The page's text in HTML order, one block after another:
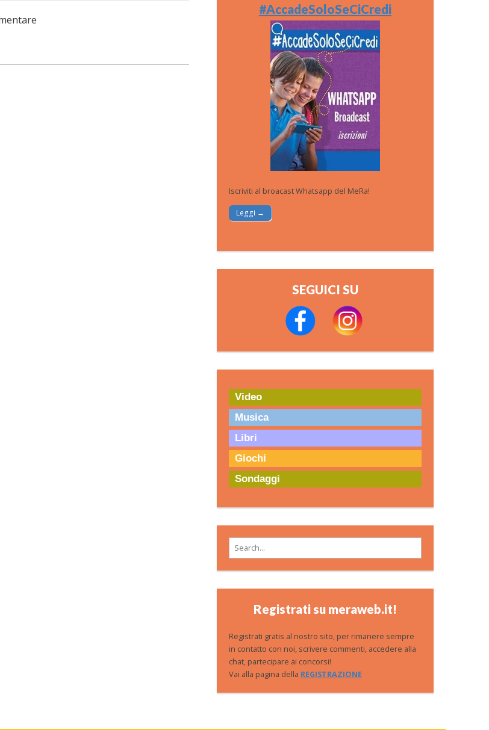
#AccadeSoloSeCiCredi
Iscriviti al broacast Whatsapp del MeRa!
Leggi →
SEGUICI SU
Video
Musica
Libri
Giochi
Sondaggi
Search for:
Registrati su meraweb.it!
Registrati gratis al nostro sito, per rimanere sempre
in contatto con noi, scrivere commenti, accedere alla
chat, partecipare ai concorsi!
Vai alla pagina della REGISTRAZIONE